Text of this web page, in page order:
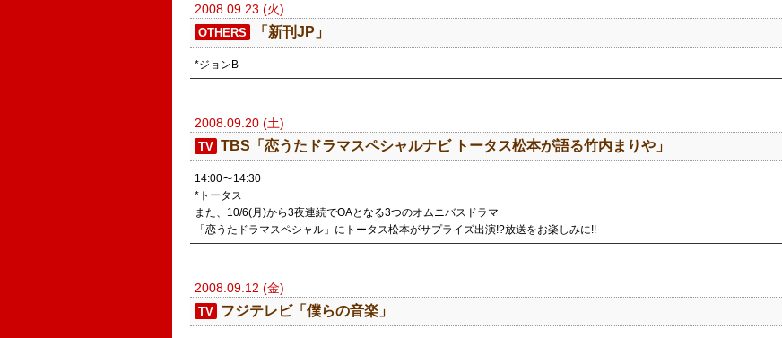
2008.09.23 (火)
OTHERS 「新刊JP」
*ジョンB
2008.09.20 (土)
TV TBS「恋うたドラマスペシャルナビ トータス松本が語る竹内まりや」
14:00〜14:30
*トータス
また、10/6(月)から3夜連続でOAとなる3つのオムニバスドラマ
「恋うたドラマスペシャル」にトータス松本がサプライズ出演!?放送をお楽しみに!!
2008.09.12 (金)
TV フジテレビ「僕らの音楽」